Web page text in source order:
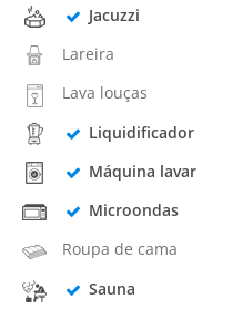
Jacuzzi
Lareira
Lava louças
Liquidificador
Máquina lavar
Microondas
Roupa de cama
Sauna